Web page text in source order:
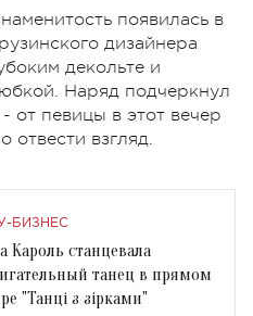
появилась в
дизайнера
декольте и
Наряд подчеркнул
певицы в этот вечер
отвести взгляд.
БИЗНЕС
Кароль станцевала
танец в прямом
"Танці з зірками"